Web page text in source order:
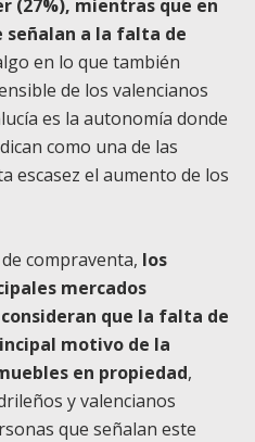
(27%), mientras que en
señalan a la falta de
en lo que también
de los valencianos
es la autonomía donde
como una de las
escasez el aumento de los
compraventa, los
mercados
que la falta de
motivo de la
en propiedad,
y valencianos
que señalan este